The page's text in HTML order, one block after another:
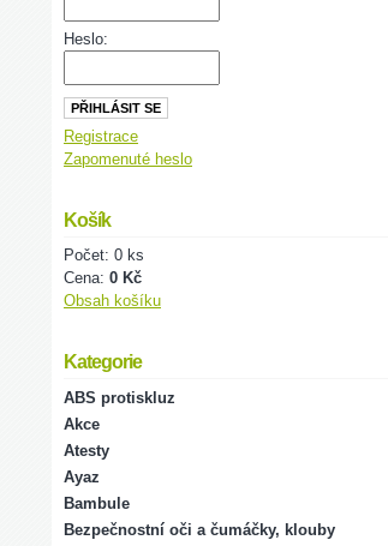
Heslo:
Registrace
Zapomenuté heslo
Košík
Počet: 0 ks
Cena: 0 Kč
Obsah košíku
Kategorie
ABS protiskluz
Akce
Atesty
Ayaz
Bambule
Bezpečnostní oči a čumáčky, klouby